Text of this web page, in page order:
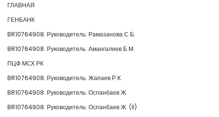
ГЛАВНАЯ
ГЕНБАНК
BR10764908. Руководитель: Рамазанова С.Б.
BR10764908. Руководитель: Амангалиев Б.М.
ПЦФ МСХ РК
BR10764908. Руководитель: Жапаев Р.К.
BR10764908. Руководитель: Оспанбаев Ж.
BR10764908. Руководитель: Оспанбаев Ж. (II)